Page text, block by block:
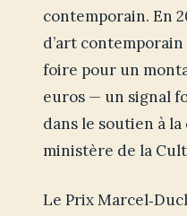
contemporain. En
d’art
foire pour un
euros — un signal
dans le soutien à
ministère de la
Le Prix